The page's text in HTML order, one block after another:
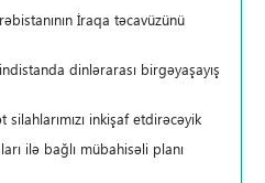
İraqa təcavüzünü
dinlərarası birgəyaşayış
inkişaf etdirəcəyik
ilə bağlı mübahisəli planı